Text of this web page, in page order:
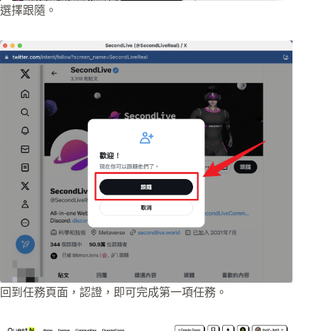
選擇跟隨。
回到任務頁面，認證，即可完成第一項任務。